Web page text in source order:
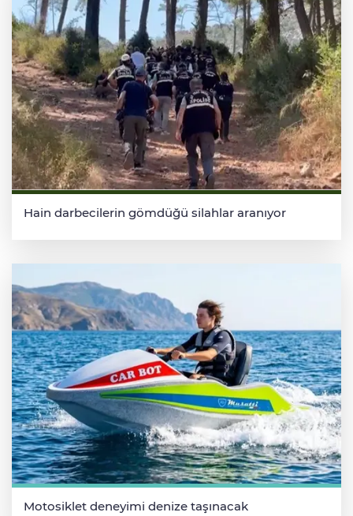
Hain darbecilerin gömdüğü silahlar aranıyor
Motosiklet deneyimi denize taşınacak